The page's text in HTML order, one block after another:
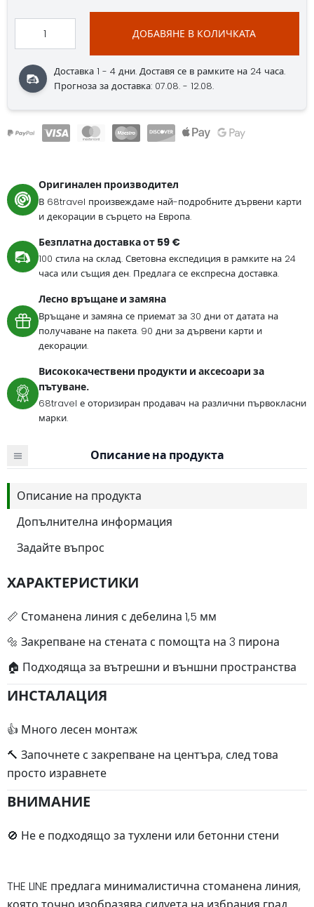
ДОБАВЯНЕ В КОЛИЧКАТА
Доставка 1 - 4 дни. Доставя се в рамките на 24 часа.
Прогноза за доставка: 07.08. - 12.08.
Оригинален производител
В 68travel произвеждаме най-подробните дървени карти
и декорации в сърцето на Европа.
Безплатна доставка от 59 €
100 стила на склад. Световна експедиция в рамките на 24
часа или същия ден. Предлага се експресна доставка.
Лесно връщане и замяна
Връщане и замяна се приемат за 30 дни от датата на
получаване на пакета. 90 дни за дървени карти и
декорации.
Висококачествени продукти и аксесоари за
пътуване.
68travel е оторизиран продавач на различни първокласни
марки.
Описание на продукта
Описание на продукта
Допълнителна информация
Задайте въпрос
ХАРАКТЕРИСТИКИ
📏 Стоманена линия с дебелина 1,5 мм
🔩 Закрепване на стената с помощта на 3 пирона
🏠 Подходяща за вътрешни и външни пространства
ИНСТАЛАЦИЯ
👍 Много лесен монтаж
🔨 Започнете с закрепване на центъра, след това
просто изравнете
ВНИМАНИЕ
🚫 Не е подходящо за тухлени или бетонни стени
THE LINE предлага минималистична стоманена линия,